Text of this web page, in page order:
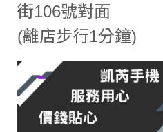
街106號對面
(離店步行1分鐘)